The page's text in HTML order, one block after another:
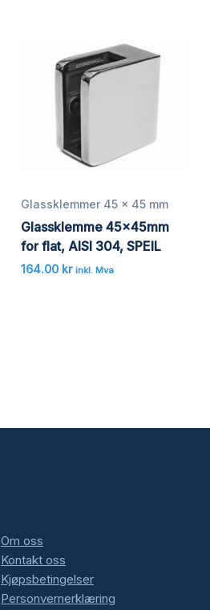
Glassklemmer 45 x 45 mm
Glassklemme 45x45mm
for flat, AISI 304, SPEIL
164.00 kr inkl. Mva
Om oss
Kontakt oss
Kjøpsbetingelser
Personvernerklæring